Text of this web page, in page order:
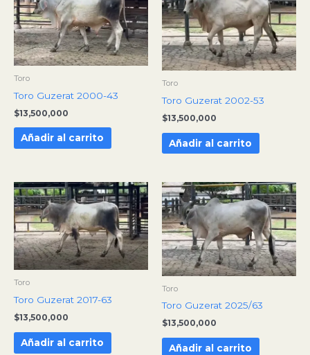
Toro
Toro Guzerat 2000-43
$13,500,000
Añadir al carrito
Toro
Toro Guzerat 2002-53
$13,500,000
Añadir al carrito
Toro
Toro Guzerat 2017-63
$13,500,000
Añadir al carrito
Toro
Toro Guzerat 2025/63
$13,500,000
Añadir al carrito